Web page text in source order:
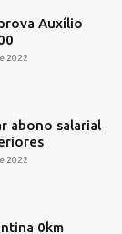
Auxílio
2022
abono salarial
2022
0km